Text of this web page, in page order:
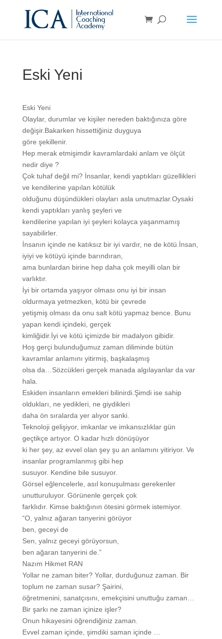
Eski Yeni
Eski Yeni
Olaylar, durumlar ve kişiler nereden baktığınıza göre
değişir.Bakarken hissettiğiniz duyguya
göre şekillenir.
Hep merak etmişimdir kavramlardaki anlam ve ölçüt
nedir diye ?
Çok tuhaf değil mi? İnsanlar, kendi yaptıkları güzellikleri
ve kendilerine yapılan kötülük
olduğunu düşündükleri olayları asla unutmazlar.Oysaki
kendi yaptıkları yanlış şeyleri ve
kendilerine yapılan iyi şeyleri kolayca yaşanmamış
sayabilirler.
İnsanın içinde ne katıksız bir iyi vardır, ne de kötü.İnsan,
iyiyi ve kötüyü içinde barındıran,
ama bunlardan birine hep daha çok meyilli olan bir
varlıktır.
İyi bir ortamda yaşıyor olması onu iyi bir insan
oldurmaya yetmezken, kötü bir çevrede
yetişmiş olması da onu salt kötü yapmaz bence. Bunu
yapan kendi içindeki, gerçek
kimliğidir.İyi ve kötü içimizde bir madalyon gibidir.
Hoş gerçi bulunduğumuz zaman diliminde bütün
kavramlar anlamını yitirmiş, başkalaşmış
olsa da…Sözcükleri gerçek manada algılayanlar da var
hala.
Eskiden insanların emekleri bilinirdi.Şimdi ise sahip
oldukları, ne yedikleri, ne giydikleri
daha ön sıralarda yer alıyor sanki.
Teknoloji gelişiyor, imkanlar ve imkansızlıklar gün
geçtikçe artıyor. O kadar hızlı dönüşüyor
ki her şey, az evvel olan şey şu an anlamını yitiriyor. Ve
insanlar programlanmış gibi hep
susuyor. Kendine bile susuyor.
Görsel eğlencelerle, asıl konuşulması gerekenler
unutturuluyor. Görünenle gerçek çok
farklıdır. Kimse baktığının ötesini görmek istemiyor.
“O, yalnız ağaran tanyerini görüyor
ben, geceyi de
Sen, yalnız geceyi görüyorsun,
ben ağaran tanyerini de.”
Nazım Hikmet RAN
Yollar ne zaman biter? Yollar, durduğunuz zaman. Bir
toplum ne zaman susar? Şairini,
öğretmenini, sanatçısını, emekçisini unuttuğu zaman…
Bir şarkı ne zaman içinize işler?
Onun hikayesini öğrendiğiniz zaman.
Evvel zaman içinde, şimdiki saman içinde …